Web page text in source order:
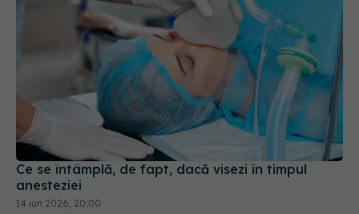
Ce se întâmplă, de fapt, dacă visezi în timpul
anesteziei
14 iun 2026, 20:00